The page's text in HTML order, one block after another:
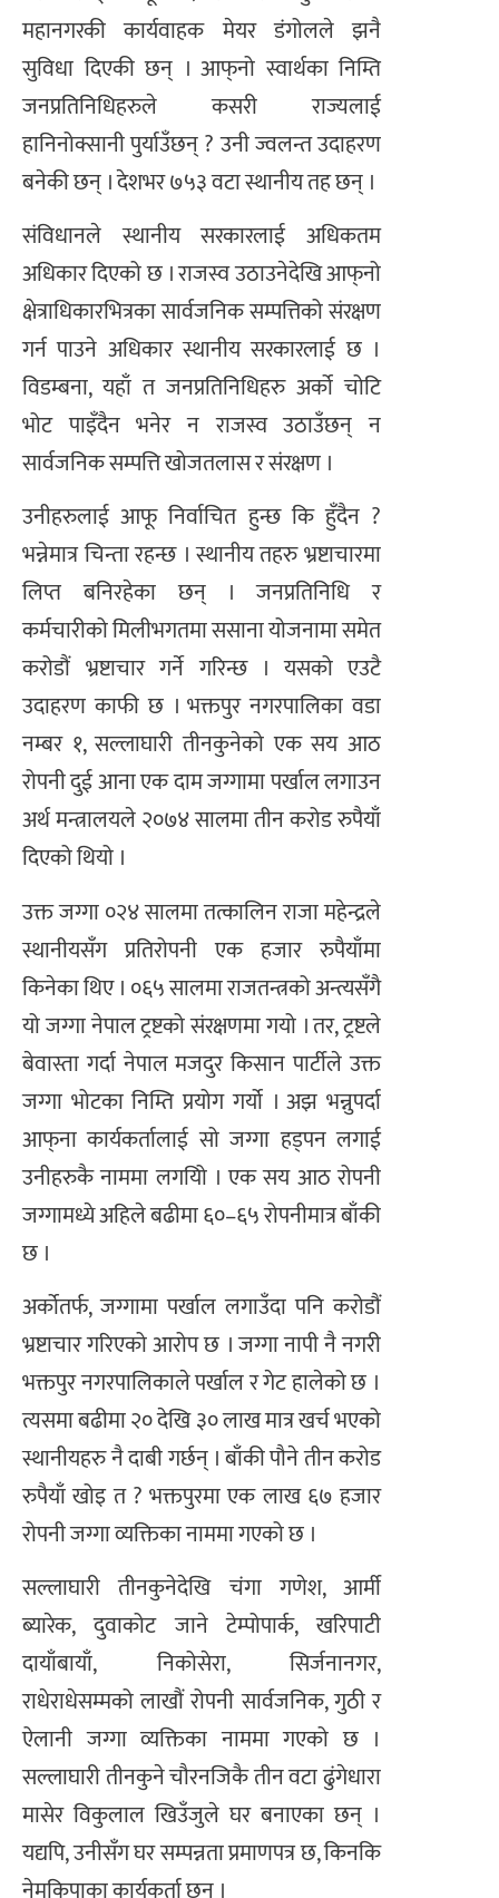
महानगरकी कार्यवाहक मेयर डंगोलले झनै
सुविधा दिएकी छन् । आफ्‌नो स्वार्थका निम्ति
जनप्रतिनिधिहरुले कसरी राज्यलाई
हानिनोक्सानी पुर्याउँछन् ? उनी ज्वलन्त उदाहरण
बनेकी छन् । देशभर ७५३ वटा स्थानीय तह छन् ।
संविधानले स्थानीय सरकारलाई अधिकतम
अधिकार दिएको छ । राजस्व उठाउनेदेखि आफ्‌नो
क्षेत्राधिकारभित्रका सार्वजनिक सम्पत्तिको संरक्षण
गर्न पाउने अधिकार स्थानीय सरकारलाई छ ।
विडम्बना, यहाँ त जनप्रतिनिधिहरु अर्को चोटि
भोट पाइँदैन भनेर न राजस्व उठाउँछन् न
सार्वजनिक सम्पत्ति खोजतलास र संरक्षण ।
उनीहरुलाई आफू निर्वाचित हुन्छ कि हुँदैन ?
भन्नेमात्र चिन्ता रहन्छ । स्थानीय तहरु भ्रष्टाचारमा
लिप्त बनिरहेका छन् । जनप्रतिनिधि र
कर्मचारीको मिलीभगतमा ससाना योजनामा समेत
करोडौं भ्रष्टाचार गर्ने गरिन्छ । यसको एउटै
उदाहरण काफी छ । भक्तपुर नगरपालिका वडा
नम्बर १, सल्लाघारी तीनकुनेको एक सय आठ
रोपनी दुई आना एक दाम जग्गामा पर्खाल लगाउन
अर्थ मन्त्रालयले २०७४ सालमा तीन करोड रुपैयाँ
दिएको थियो ।
उक्त जग्गा ०२४ सालमा तत्कालिन राजा महेन्द्रले
स्थानीयसँग प्रतिरोपनी एक हजार रुपैयाँमा
किनेका थिए । ०६५ सालमा राजतन्त्रको अन्त्यसँगै
यो जग्गा नेपाल ट्रष्टको संरक्षणमा गयो । तर, ट्रष्टले
बेवास्ता गर्दा नेपाल मजदुर किसान पार्टीले उक्त
जग्गा भोटका निम्ति प्रयोग गर्यो । अझ भन्नुपर्दा
आफ्‌ना कार्यकर्तालाई सो जग्गा हड्पन लगाई
उनीहरुकै नाममा लगयिो । एक सय आठ रोपनी
जग्गामध्ये अहिले बढीमा ६०–६५ रोपनीमात्र बाँकी
छ ।
अर्कोतर्फ, जग्गामा पर्खाल लगाउँदा पनि करोडौं
भ्रष्टाचार गरिएको आरोप छ । जग्गा नापी नै नगरी
भक्तपुर नगरपालिकाले पर्खाल र गेट हालेको छ ।
त्यसमा बढीमा २० देखि ३० लाख मात्र खर्च भएको
स्थानीयहरु नै दाबी गर्छन् । बाँकी पौने तीन करोड
रुपैयाँ खोइ त ? भक्तपुरमा एक लाख ६७ हजार
रोपनी जग्गा व्यक्तिका नाममा गएको छ ।
सल्लाघारी तीनकुनेदेखि चंगा गणेश, आर्मी
ब्यारेक, दुवाकोट जाने टेम्पोपार्क, खरिपाटी
दायाँबायाँ, निकोसेरा, सिर्जनानगर,
राधेराधेसम्मको लाखौं रोपनी सार्वजनिक, गुठी र
ऐलानी जग्गा व्यक्तिका नाममा गएको छ ।
सल्लाघारी तीनकुने चौरनजिकै तीन वटा ढुंगेधारा
मासेर विकुलाल खिउँजुले घर बनाएका छन् ।
यद्यपि, उनीसँग घर सम्पन्नता प्रमाणपत्र छ, किनकि